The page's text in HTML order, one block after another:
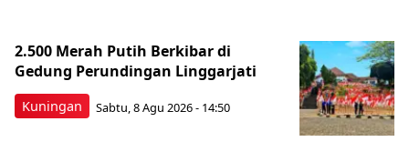
Kuningan
2.500 Merah Putih Berkibar di
Gedung Perundingan Linggarjati
Sabtu, 8 Agu 2026 - 14:50